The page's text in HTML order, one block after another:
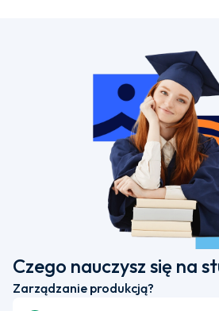
Czego nauczysz się na
Zarządzanie produkcją?